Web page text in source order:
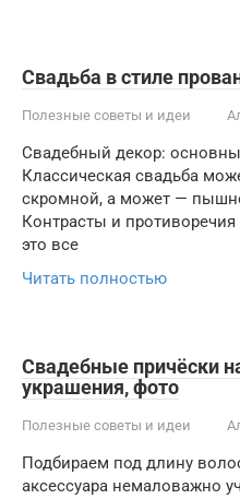
Свадьба в стиле
Полезные советы и идеи
Свадебный декор:
Классическая свадьба
скромной, а может —
Контрасты и
это все
Читать полностью
Свадебные причёски
украшения, фото
Полезные советы и идеи
Подбираем под длину
аксессуара немаловажно